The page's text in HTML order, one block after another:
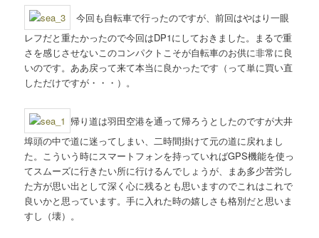
今回も自転車で行ったのですが、前回はやはり一眼
レフだと重たかったので今回はDP1にしておきました。まるで重
さを感じさせないこのコンパクトこそが自転車のお供に非常に良
いのです。ああ戻って来て本当に良かったです（って単に買い直
しただけですが・・・）。
帰り道は羽田空港を通って帰ろうとしたのですが大井
埠頭の中で道に迷ってしまい、二時間掛けて元の道に戻れまし
た。こういう時にスマートフォンを持っていればGPS機能を使っ
てスムーズに行きたい所に行けるんでしょうが、まあ多少苦労し
た方が思い出として深く心に残るとも思いますのでこれはこれで
良いかと思っています。手に入れた時の嬉しさも格別だと思いま
すし（壊）。